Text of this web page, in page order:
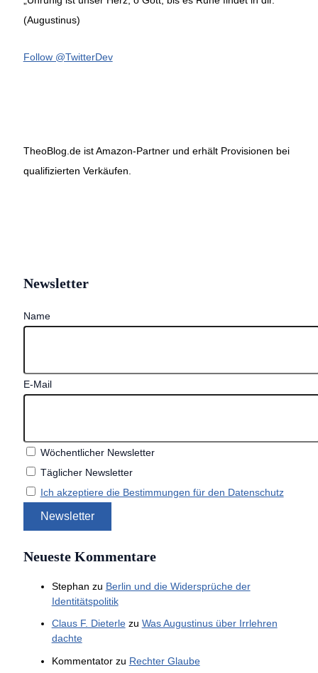
(Augustinus)
Follow @TwitterDev
TheoBlog.de ist Amazon-Partner und erhält Provisionen bei
qualifizierten Verkäufen.
Newsletter
Name
E-Mail
Wöchentlicher Newsletter
Täglicher Newsletter
Ich akzeptiere die Bestimmungen für den Datenschutz
Neueste Kommentare
Stephan zu Berlin und die Widersprüche der
Identitätspolitik
Claus F. Dieterlezu Was Augustinus über Irrlehren
dachte
Kommentatorzu Rechter Glaube